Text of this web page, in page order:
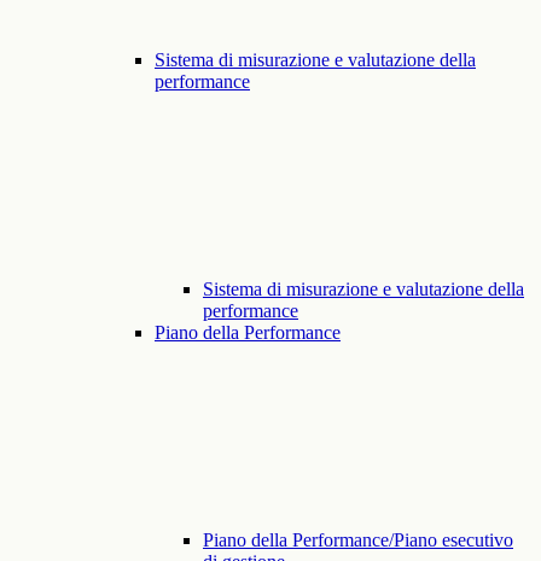
Sistema di misurazione e valutazione della
performance
Sistema di misurazione e valutazione della
performance
Piano della Performance
Piano della Performance/Piano esecutivo